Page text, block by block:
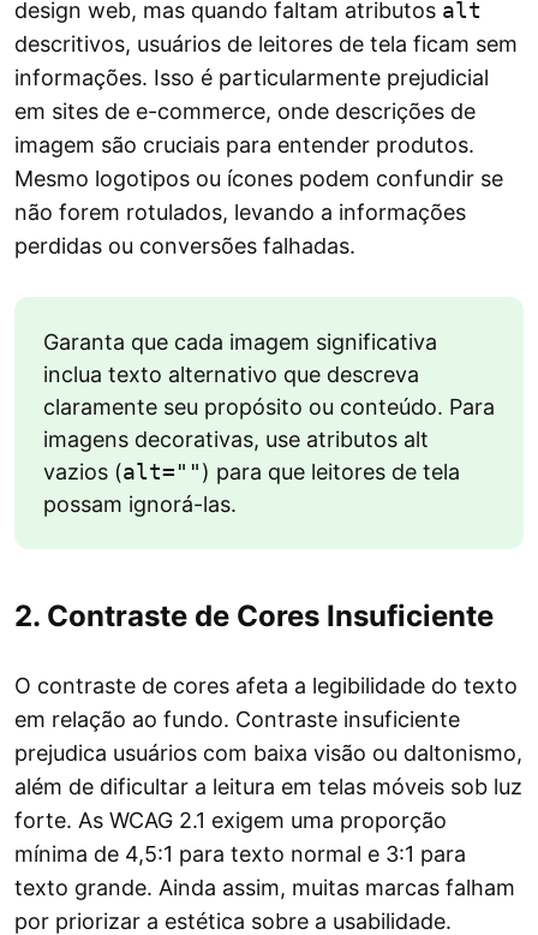
design web, mas quando faltam atributos alt
descritivos, usuários de leitores de tela ficam sem
informações. Isso é particularmente prejudicial
em sites de e-commerce, onde descrições de
imagem são cruciais para entender produtos.
Mesmo logotipos ou ícones podem confundir se
não forem rotulados, levando a informações
perdidas ou conversões falhadas.
Garanta que cada imagem significativa
inclua texto alternativo que descreva
claramente seu propósito ou conteúdo. Para
imagens decorativas, use atributos alt
vazios (alt="") para que leitores de tela
possam ignorá-las.
2. Contraste de Cores Insuficiente
O contraste de cores afeta a legibilidade do texto
em relação ao fundo. Contraste insuficiente
prejudica usuários com baixa visão ou daltonismo,
além de dificultar a leitura em telas móveis sob luz
forte. As WCAG 2.1 exigem uma proporção
mínima de 4,5:1 para texto normal e 3:1 para
texto grande. Ainda assim, muitas marcas falham
por priorizar a estética sobre a usabilidade.